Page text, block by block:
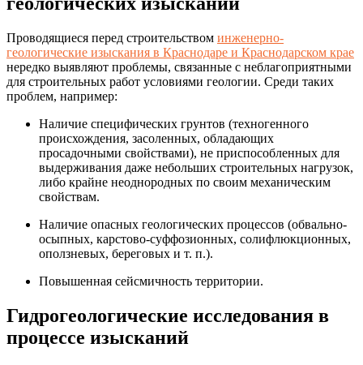
Проводящиеся перед строительством инженерно-
геологические изыскания в Краснодаре и Краснодарском крае
нередко выявляют проблемы, связанные с неблагоприятными
для строительных работ условиями геологии. Среди таких
проблем, например:
Наличие специфических грунтов (техногенного
происхождения, засоленных, обладающих
просадочными свойствами), не приспособленных для
выдерживания даже небольших строительных нагрузок,
либо крайне неоднородных по своим механическим
свойствам.
Наличие опасных геологических процессов (обвально-
осыпных, карстово-суффозионных, солифлюкционных,
оползневых, береговых и т. п.).
Повышенная сейсмичность территории.
Гидрогеологические исследования в
процессе изысканий